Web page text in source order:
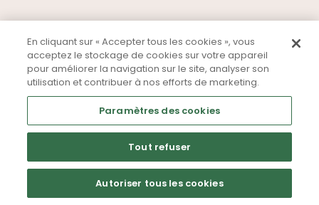
Nous contacter
Partager sur Facebook
Mentions légales CGU Politique de confidentialité
En cliquant sur « Accepter tous les cookies », vous
acceptez le stockage de cookies sur votre appareil
pour améliorer la navigation sur le site, analyser son
utilisation et contribuer à nos efforts de marketing.
Paramètres des cookies
Tout refuser
Autoriser tous les cookies